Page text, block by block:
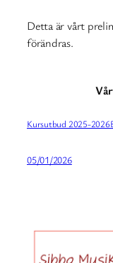
Detta är vårt
förändras.
Kursutbud 2025-
05/01/2026